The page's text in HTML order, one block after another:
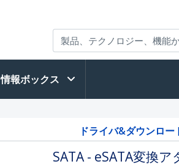
情報ボックス
ドライバ&ダウンロー
SATA - eSATA変換